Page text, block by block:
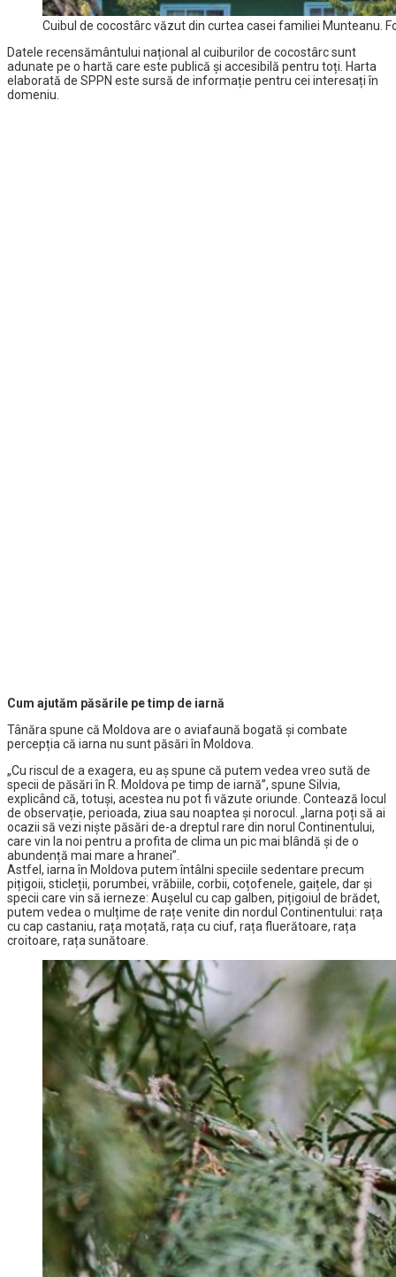
Cuibul de cocostârc văzut din curtea casei familiei Munteanu.
Datele recensământului național al cuiburilor de cocostârc sunt
adunate pe o hartă care este publică și accesibilă pentru toți. Harta
elaborată de SPPN este sursă de informație pentru cei interesați în
domeniu.
Cum ajutăm păsările pe timp de iarnă
Tânăra spune că Moldova are o aviafaună bogată și combate
percepția că iarna nu sunt păsări în Moldova.
„Cu riscul de a exagera, eu aș spune că putem vedea vreo sută de
specii de păsări în R. Moldova pe timp de iarnă”, spune Silvia,
explicând că, totuși, acestea nu pot fi văzute oriunde. Contează locul
de observație, perioada, ziua sau noaptea și norocul. „Iarna poți să ai
ocazii să vezi niște păsări de-a dreptul rare din norul Continentului,
care vin la noi pentru a profita de clima un pic mai blândă și de o
abundență mai mare a hranei”.
Astfel, iarna în Moldova putem întâlni speciile sedentare precum
pițigoii, sticleții, porumbei, vrăbiile, corbii, coțofenele, gaițele, dar și
specii care vin să ierneze: Aușelul cu cap galben, pițigoiul de brădet,
putem vedea o mulțime de rațe venite din nordul Continentului: rața
cu cap castaniu, rața moțată, rața cu ciuf, rața fluerătoare, rața
croitoare, rața sunătoare.